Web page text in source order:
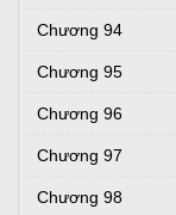
Chương 94
Chương 95
Chương 96
Chương 97
Chương 98